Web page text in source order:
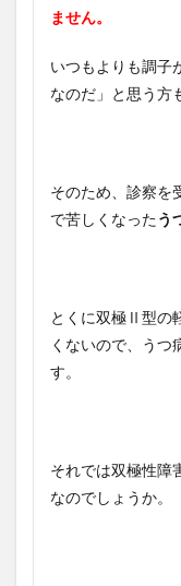
ません。
いつもよりも調子
なのだ」と思う方
そのため、診察を
で苦しくなったう
とくに双極Ⅱ型の
くないので、うつ
す。
それでは双極性障
なのでしょうか。